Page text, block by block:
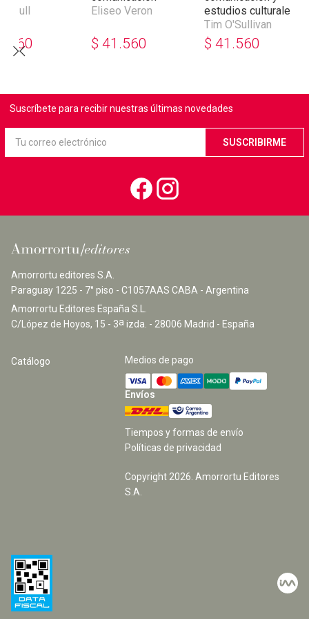
Lull
Eliseo Veron
$ 41.560
estudios culturales
Tim O'Sullivan
$ 41.560
Suscríbete para recibir nuestras últimas novedades
Amorrortu editores S.A.
Paraguay 1225 - 7° piso - C1057AAS CABA - Argentina
Amorrortu Editores España S.L.
C/López de Hoyos, 15 - 3a izda. - 28006 Madrid - España
Catálogo Medios de pago
Envíos
Tiempos y formas de envío
Políticas de privacidad
Copyright 2026 . Amorrortu Editores
S.A.